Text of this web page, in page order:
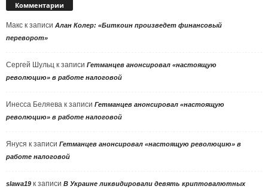
Комментарии
Макс к записи Алан Колер: «Биткоин произведет финансовый
переворот»
Сергей Шульц к записи Гетманцев анонсировал «настоящую
революцию» в работе налоговой
Инесса Беляева к записи Гетманцев анонсировал «настоящую
революцию» в работе налоговой
Януся к записи Гетманцев анонсировал «настоящую революцию» в
работе налоговой
slawa19 к записи В Украине ликвидировали девять криптовалютных